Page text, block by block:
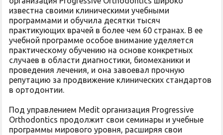
известна своими клиническими учебными
программами и обучила десятки тысяч
практикующих врачей в более чем 60 странах. В ее
учебной программе особое внимание уделяется
практическому обучению на основе конкретных
случаев в области диагностики, биомеханики и
проведения лечения, и она завоевал прочную
репутацию за продвижение клинических стандартов
в ортодонтии.
Под управлением Medit организация Progressive
Orthodontics продолжит свои семинары и учебные
программы мирового уровня, расширяя свои